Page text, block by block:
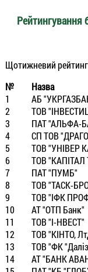
Рейтингування
Щотижневий рейтинг
№
Назва
1
АБ
2
ТОВ
3
ПАТ "АЛЬФА-
4
СП ТОВ
5
ТОВ "УНIВЕР
6
ТОВ "КАПIТАЛ
7
ПАТ "ПУМБ"
8
ТОВ "ТАСК-
9
ТОВ "IФК
10
АТ "ОТП Банк"
11
ТОВ "I-НВЕСТ"
12
ТОВ "КIНТО,
13
ТОВ "ФК
14
АТ "БАНК